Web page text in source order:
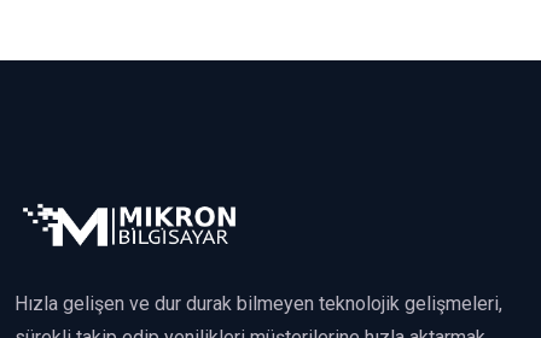
Hızla gelişen ve dur durak bilmeyen teknolojik gelişmeleri,